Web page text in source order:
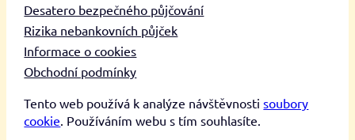
Desatero bezpečného půjčování
Rizika nebankovních půjček
Informace o cookies
Obchodní podmínky
Tento web používá k analýze návštěvnostisoubory
cookie . Používáním webu s tím souhlasíte.